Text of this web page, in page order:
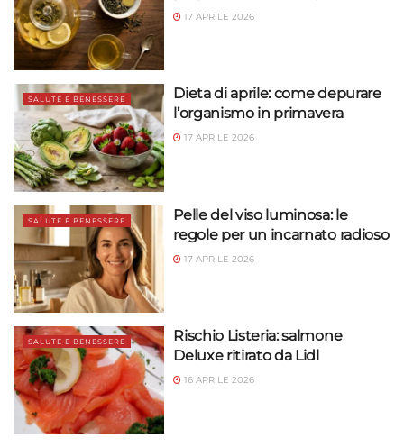
17 APRILE 2026
SALUTE E BENESSERE
Dieta di aprile: come depurare
l’organismo in primavera
17 APRILE 2026
SALUTE E BENESSERE
Pelle del viso luminosa: le
regole per un incarnato radioso
17 APRILE 2026
SALUTE E BENESSERE
Rischio Listeria: salmone
Deluxe ritirato da Lidl
16 APRILE 2026